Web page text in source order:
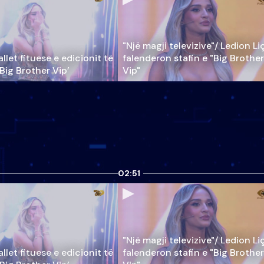
fituese e edicionit të
Brother Vip’
"Një magji televizive"/ Ledion
falenderon stafin e "Big Brother
Vip"
fituese e edicionit të
02:51
"Një magji televizive"/ Ledion
falenderon stafin e "Big Brother